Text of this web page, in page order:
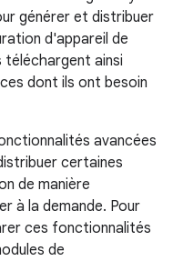
générer et distribuer
d'appareil de
téléchargent ainsi
dont ils ont besoin
avancées
certaines
de manière
à la demande. Pour
ces fonctionnalités
de